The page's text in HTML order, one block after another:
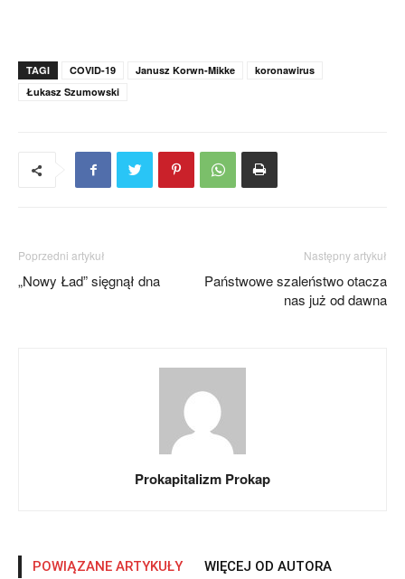
TAGI COVID-19 Janusz Korwn-Mikke
koronawirus
Łukasz Szumowski
Poprzedni artykuł
„Nowy Ład” sięgnął dna
Następny artykuł
Państwowe szaleństwo otacza
nas już od dawna
Prokapitalizm Prokap
POWIĄZANE ARTYKUŁY WIĘCEJ OD AUTORA